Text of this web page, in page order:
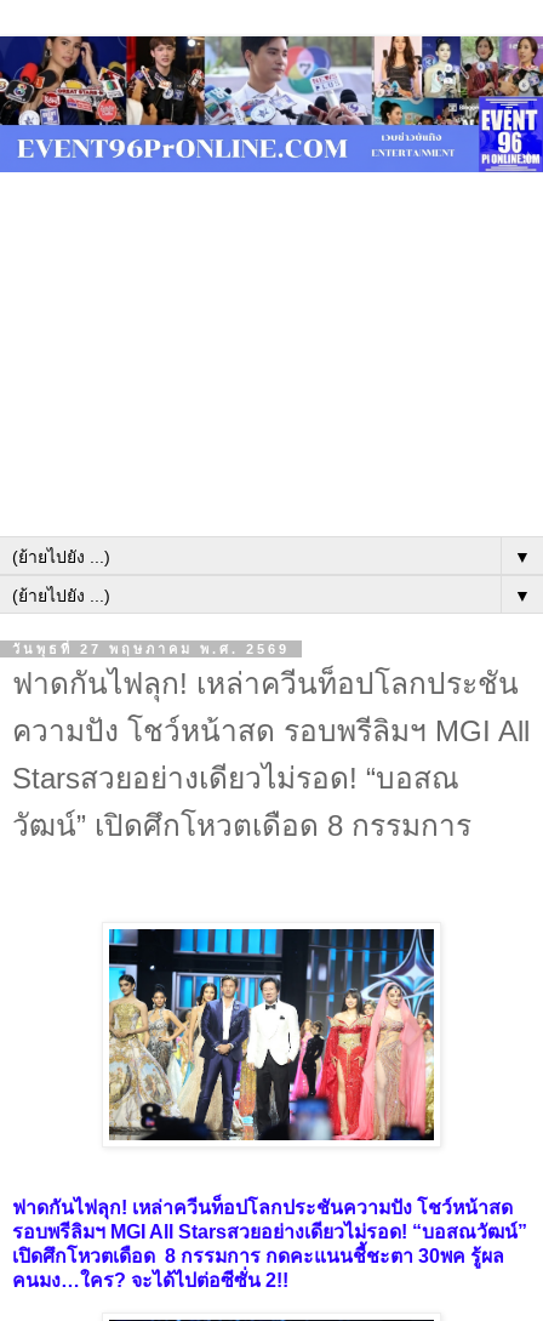
▼
▼
วันพุธที่ 27 พฤษภาคม พ.ศ. 2569
ฟาดกันไฟลุก! เหล่าควีนท็อปโลกประชัน
ความปัง โชว์หน้าสด รอบพรีลิมฯ MGI All
Starsสวยอย่างเดียวไม่รอด! “บอสณ
วัฒน์” เปิดศึกโหวตเดือด 8 กรรมการ
ฟาดกันไฟลุก! เหล่าควีนท็อปโลกประชันความปัง โชว์หน้าสด
รอบพรีลิมฯ MGI All Starsสวยอย่างเดียวไม่รอด! “บอสณวัฒน์”
เปิดศึกโหวตเดือด 8 กรรมการ กดคะแนนชี้ชะตา 30พค รู้ผล
คนมง…ใคร? จะได้ไปต่อซีซั่น 2!!